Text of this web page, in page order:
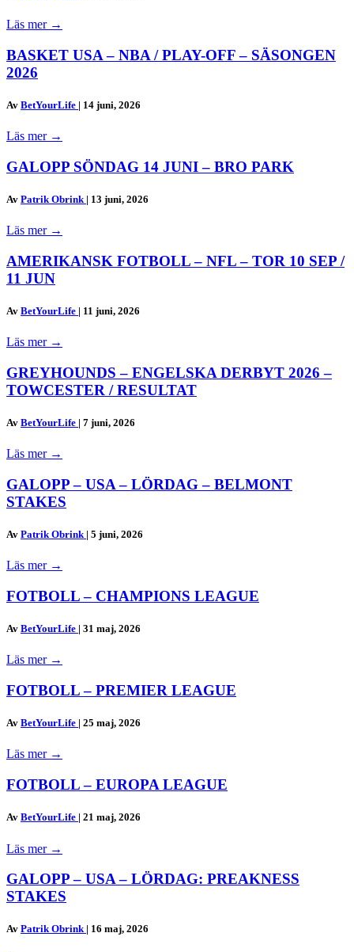
Läs mer →
BASKET USA – NBA / PLAY-OFF – SÄSONGEN
2026
Av BetYourLife | 14 juni, 2026
Läs mer →
GALOPP SÖNDAG 14 JUNI – BRO PARK
Av Patrik Obrink | 13 juni, 2026
Läs mer →
AMERIKANSK FOTBOLL – NFL – TOR 10 SEP /
11 JUN
Av BetYourLife | 11 juni, 2026
Läs mer →
GREYHOUNDS – ENGELSKA DERBYT 2026 –
TOWCESTER / RESULTAT
Av BetYourLife | 7 juni, 2026
Läs mer →
GALOPP – USA – LÖRDAG – BELMONT
STAKES
Av Patrik Obrink | 5 juni, 2026
Läs mer →
FOTBOLL – CHAMPIONS LEAGUE
Av BetYourLife | 31 maj, 2026
Läs mer →
FOTBOLL – PREMIER LEAGUE
Av BetYourLife | 25 maj, 2026
Läs mer →
FOTBOLL – EUROPA LEAGUE
Av BetYourLife | 21 maj, 2026
Läs mer →
GALOPP – USA – LÖRDAG: PREAKNESS
STAKES
Av Patrik Obrink | 16 maj, 2026